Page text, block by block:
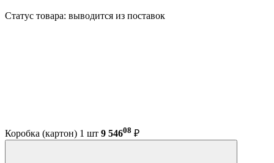
Статус товара: выводится из поставок
Коробка (картон) 1 шт 9 54608 ₽